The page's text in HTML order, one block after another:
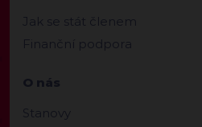
Jak se stát členem
Finanční podpora
O nás
Stanovy